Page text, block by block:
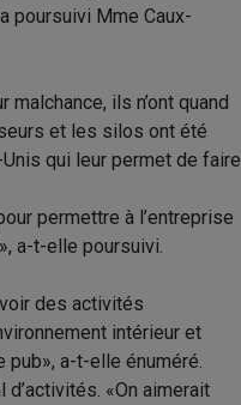
poursuivi Mme Caux-
ils n’ont quand
et les silos ont été
qui leur permet de faire
permettre à l’entreprise
a-t-elle poursuivi.
des activités
intérieur et
a-t-elle énuméré.
«On aimerait